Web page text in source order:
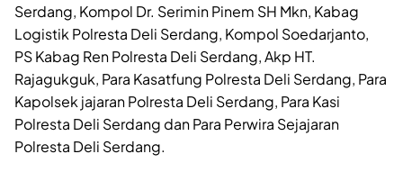
Serdang, Kompol Dr. Serimin Pinem SH Mkn, Kabag
Logistik Polresta Deli Serdang, Kompol Soedarjanto,
PS Kabag Ren Polresta Deli Serdang, Akp HT.
Rajagukguk, Para Kasatfung Polresta Deli Serdang, Para
Kapolsek jajaran Polresta Deli Serdang, Para Kasi
Polresta Deli Serdang dan Para Perwira Sejajaran
Polresta Deli Serdang.